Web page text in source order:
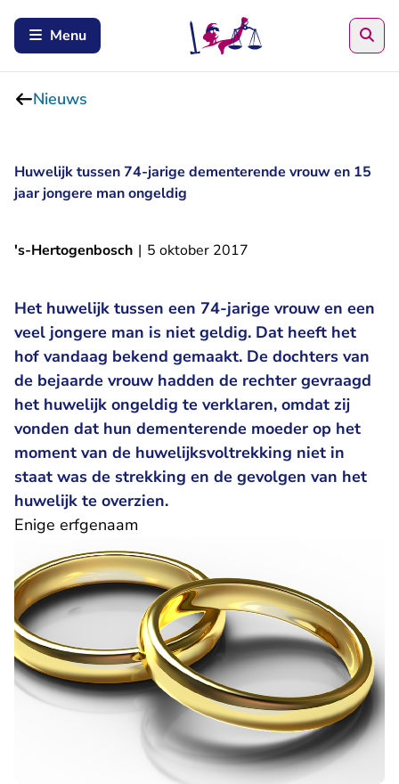
Menu
Nieuws
Huwelijk tussen 74-jarige dementerende vrouw en 15
jaar jongere man ongeldig
's-Hertogenbosch | 5 oktober 2017
Het huwelijk tussen een 74-jarige vrouw en een
veel jongere man is niet geldig. Dat heeft het
hof vandaag bekend gemaakt. De dochters van
de bejaarde vrouw hadden de rechter gevraagd
het huwelijk ongeldig te verklaren, omdat zij
vonden dat hun dementerende moeder op het
moment van de huwelijksvoltrekking niet in
staat was de strekking en de gevolgen van het
huwelijk te overzien.
Enige erfgenaam